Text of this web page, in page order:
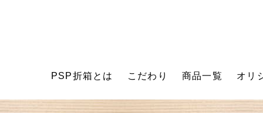
PSP折箱とは こだわり 商品一覧 オリ